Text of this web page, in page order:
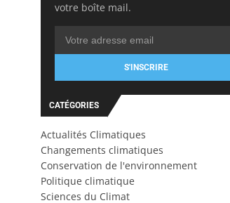
votre boîte mail.
S'INSCRIRE
CATÉGORIES
Actualités Climatiques
Changements climatiques
Conservation de l'environnement
Politique climatique
Sciences du Climat